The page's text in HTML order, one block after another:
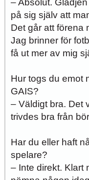
på sig själv att
Det går att förena
Jag brinner för
få ut mer av mig
Hur togs du emot
– Väldigt bra. Det
trivdes bra från
Har du eller haft
– Inte direkt. Klart